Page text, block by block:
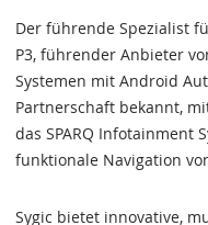
Der führende Spezialist
P3, führender Anbieter
Systemen mit Android
Partnerschaft bekannt,
das SPARQ Infotainment
funktionale Navigation
Sygic bietet innovative,